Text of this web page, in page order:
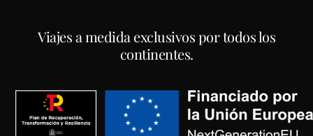
Viajes a medida exclusivos por todos los
continentes.